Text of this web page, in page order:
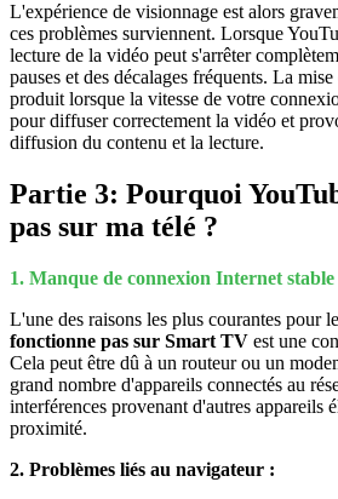
L'expérience de visionnage est alors
ces problèmes surviennent. Lorsque
lecture de la vidéo peut s'arrêter
pauses et des décalages fréquents. La
produit lorsque la vitesse de votre
pour diffuser correctement la vidéo et
diffusion du contenu et la lecture.
Partie 3: Pourquoi
pas sur ma télé ?
1. Manque de connexion Internet stable
L'une des raisons les plus courantes pour
fonctionne pas sur Smart TV est une
Cela peut être dû à un routeur ou un
grand nombre d'appareils connectés au
interférences provenant d'autres appareils
proximité.
2. Problèmes liés au navigateur :